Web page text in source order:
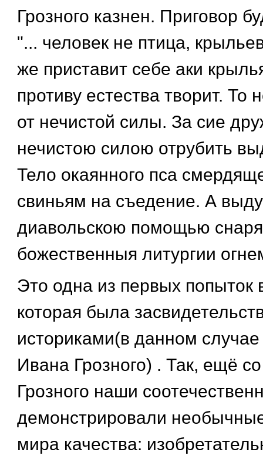
Грозного казнен. Приговор
"... человек не птица,
же приставит себе аки
противу естества творит. То
от нечистой силы. За сие
нечистою силою отрубить
Тело окаянного пса
свиньям на съедение. А
диавольскою помощью
божественныя литургии
Это одна из первых попыток
которая была
историками(в данном
Ивана Грозного) . Так, ещё
Грозного наши
демонстрировали
мира качества: